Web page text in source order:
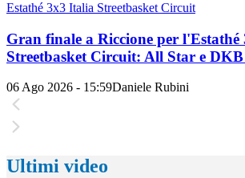
Estathé 3x3 Italia Streetbasket Circuit
Gran finale a Riccione per
Streetbasket Circuit: All Star e
06 Ago 2026 - 15:59Daniele Rubini
Ultimi video